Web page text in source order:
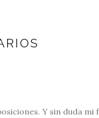
Y sin duda mi